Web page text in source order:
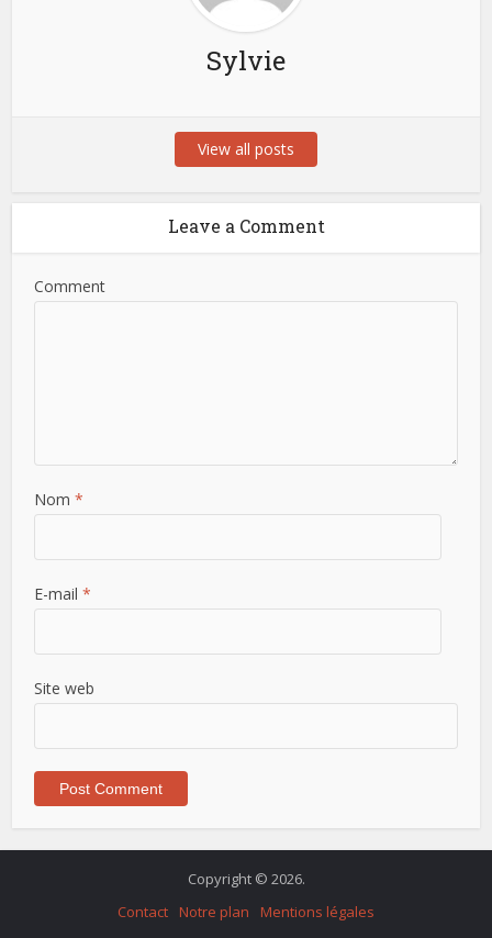
Sylvie
View all posts
Leave a Comment
Comment
Nom*
E-mail*
Site web
Copyright © 2026.
Contact
Notre plan Mentions légales